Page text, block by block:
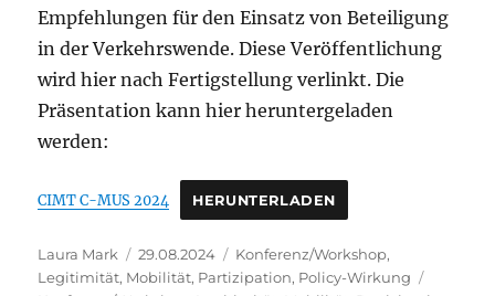
Empfehlungen für den Einsatz von Beteiligung
in der Verkehrswende. Diese Veröffentlichung
wird hier nach Fertigstellung verlinkt. Die
Präsentation kann hier heruntergeladen
werden:
CIMT C-MUS 2024 HERUNTERLADEN
Autor
Laura Mark
Veröffentlicht
am
29.08.2024 Kategorien
Konferenz/Workshop,
Legitimität, Mobilität, Partizipation, Policy-Wirkung